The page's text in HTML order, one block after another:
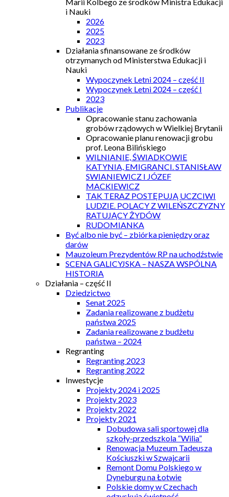
i Nauki
2026
2025
2023
Działania sfinansowane ze środków
otrzymanych od Ministerstwa Edukacji i
Nauki
Wypoczynek Letni 2024 – część II
Wypoczynek Letni 2024 – część I
2023
Publikacje
Opracowanie stanu zachowania
grobów rządowych w Wielkiej Brytanii
Opracowanie planu renowacji grobu
prof. Leona Bilińskiego
WILNIANIE, ŚWIADKOWIE
KATYNIA, EMIGRANCI. STANISŁAW
SWIANIEWICZ I JÓZEF
MACKIEWICZ
TAK TERAZ POSTĘPUJĄ UCZCIWI
LUDZIE. POLACY Z WILEŃSZCZYZNY
RATUJĄCY ŻYDÓW
RUDOMIANKA
Być albo nie być – zbiórka pieniędzy oraz
darów
Mauzoleum Prezydentów RP na uchodźstwie
SCENA GALICYJSKA – NASZA WSPÓLNA
HISTORIA
Działania – część II
Dziedzictwo
Senat 2025
Zadania realizowane z budżetu
państwa 2025
Zadania realizowane z budżetu
państwa – 2024
Regranting
Regranting 2023
Regranting 2022
Inwestycje
Projekty 2024 i 2025
Projekty 2023
Projekty 2022
Projekty 2021
Dobudowa sali sportowej dla
szkoły-przedszkola “Wilia”
Renowacja Muzeum Tadeusza
Kościuszki w Szwajcarii
Remont Domu Polskiego w
Dyneburgu na Łotwie
Polskie domy w Czechach